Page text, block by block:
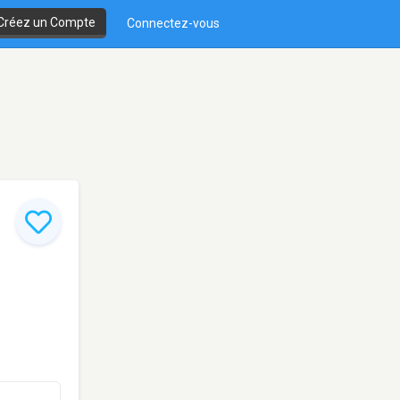
un Compte Connectez-vous